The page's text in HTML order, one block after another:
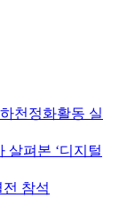
천정화활동 실
펴본 ‘디지털
전 참석